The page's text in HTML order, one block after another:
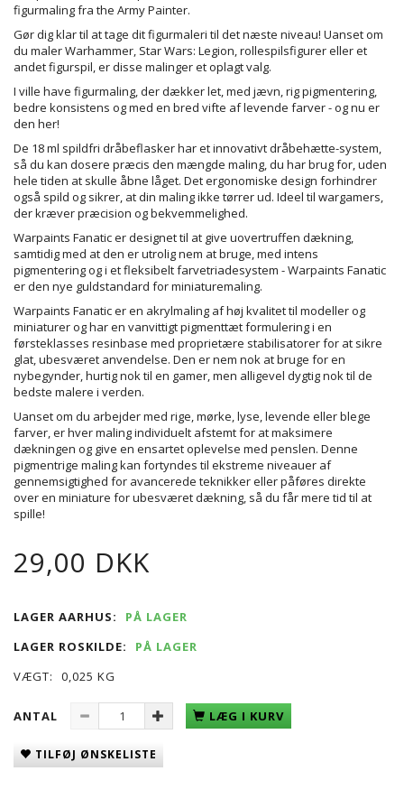
figurmaling fra the Army Painter.
Gør dig klar til at tage dit figurmaleri til det næste niveau! Uanset om
du maler Warhammer, Star Wars: Legion, rollespilsfigurer eller et
andet figurspil, er disse malinger et oplagt valg.
I ville have figurmaling, der dækker let, med jævn, rig pigmentering,
bedre konsistens og med en bred vifte af levende farver - og nu er
den her!
De 18 ml spildfri dråbeflasker har et innovativt dråbehætte-system,
så du kan dosere præcis den mængde maling, du har brug for, uden
hele tiden at skulle åbne låget. Det ergonomiske design forhindrer
også spild og sikrer, at din maling ikke tørrer ud. Ideel til wargamers,
der kræver præcision og bekvemmelighed.
Warpaints Fanatic er designet til at give uovertruffen dækning,
samtidig med at den er utrolig nem at bruge, med intens
pigmentering og i et fleksibelt farvetriadesystem - Warpaints Fanatic
er den nye guldstandard for miniaturemaling.
Warpaints Fanatic er en akrylmaling af høj kvalitet til modeller og
miniaturer og har en vanvittigt pigmenttæt formulering i en
førsteklasses resinbase med proprietære stabilisatorer for at sikre
glat, ubesværet anvendelse. Den er nem nok at bruge for en
nybegynder, hurtig nok til en gamer, men alligevel dygtig nok til de
bedste malere i verden.
Uanset om du arbejder med rige, mørke, lyse, levende eller blege
farver, er hver maling individuelt afstemt for at maksimere
dækningen og give en ensartet oplevelse med penslen. Denne
pigmentrige maling kan fortyndes til ekstreme niveauer af
gennemsigtighed for avancerede teknikker eller påføres direkte
over en miniature for ubesværet dækning, så du får mere tid til at
spille!
29,00 DKK
LAGER AARHUS:
PÅ LAGER
LAGER ROSKILDE:
PÅ LAGER
VÆGT:
0,025 KG
ANTAL LÆG I KURV
TILFØJ ØNSKELISTE